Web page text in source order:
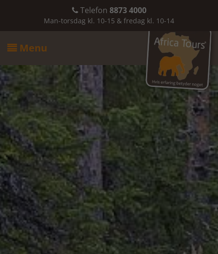
Telefon 8873 4000
Man-torsdag kl. 10-15 & fredag kl. 10-14
 Menu